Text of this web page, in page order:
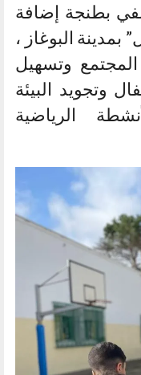
بطنجة إضافة
البوغاز ،
وتسهيل
وتجويد البيئة
الرياضية